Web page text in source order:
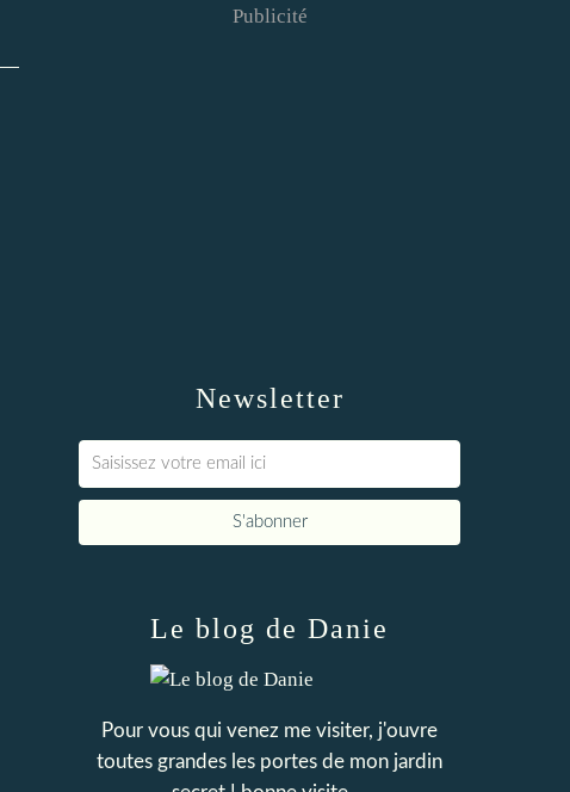
Newsletter
Publicité
Le blog de Danie
Pour vous qui venez me visiter, j'ouvre
toutes grandes les portes de mon jardin